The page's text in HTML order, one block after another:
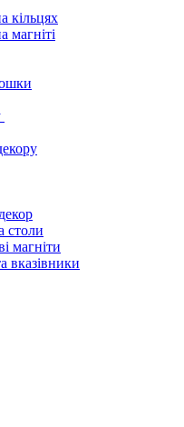
кільцях
магніті
столи
магніти
вказівники